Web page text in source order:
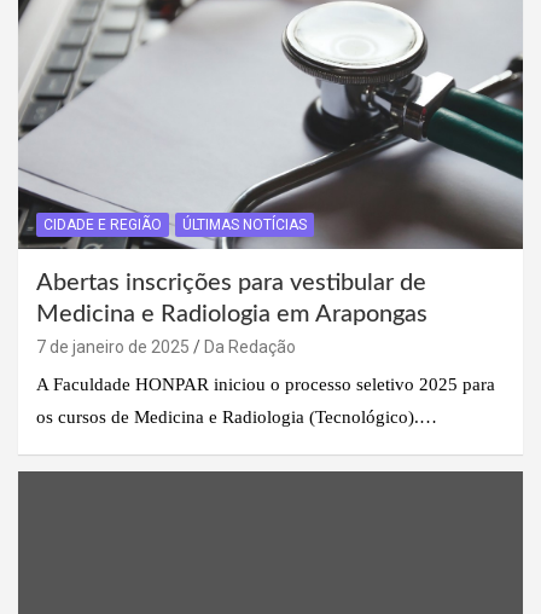
CIDADE E REGIÃO ÚLTIMAS NOTÍCIAS
Abertas inscrições para vestibular de
Medicina e Radiologia em Arapongas
7 de janeiro de 2025
Da Redação
A Faculdade HONPAR iniciou o processo seletivo 2025 para
os cursos de Medicina e Radiologia (Tecnológico).…